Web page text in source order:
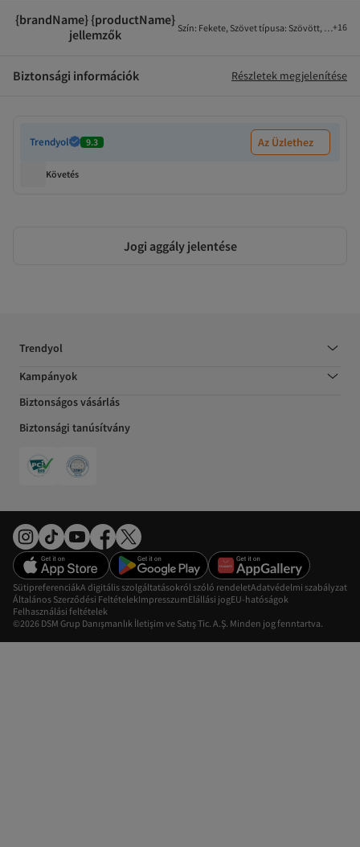
{brandName} {productName}
jellemzők
Szín: Fekete, Szövet típusa: Szövött, Ujjhossz
+16
Biztonsági információk Részletek megjelenítése
Trendyol 9.3 Az Üzlethez
Követés
Jogi aggály jelentése
Trendyol
Kampányok
Biztonságos vásárlás
Biztonsági tanúsítvány
©2026 DSM Grup Danışmanlık İletişim ve Satış Tic. A.Ş. Minden jog fenntartva.
SütipreferenciákA digitális szolgáltatásokról szóló rendeletAdatvédelmi szabályzat
Általános Szerződési FeltételekImpresszumElállási jogEU-hatóságok
Felhasználási feltételek